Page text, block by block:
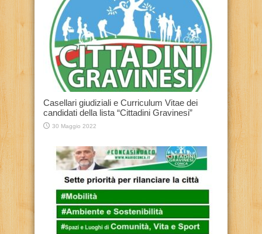
Casellari giudiziali e Curriculum Vitae dei
candidati della lista “Cittadini Gravinesi”
30 Maggio 2022